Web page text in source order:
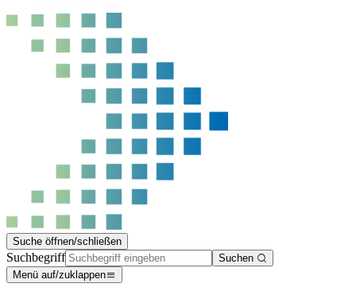
Suche öffnen/schließen
Suchbegriff
Suchen
Menü auf/zuklappen